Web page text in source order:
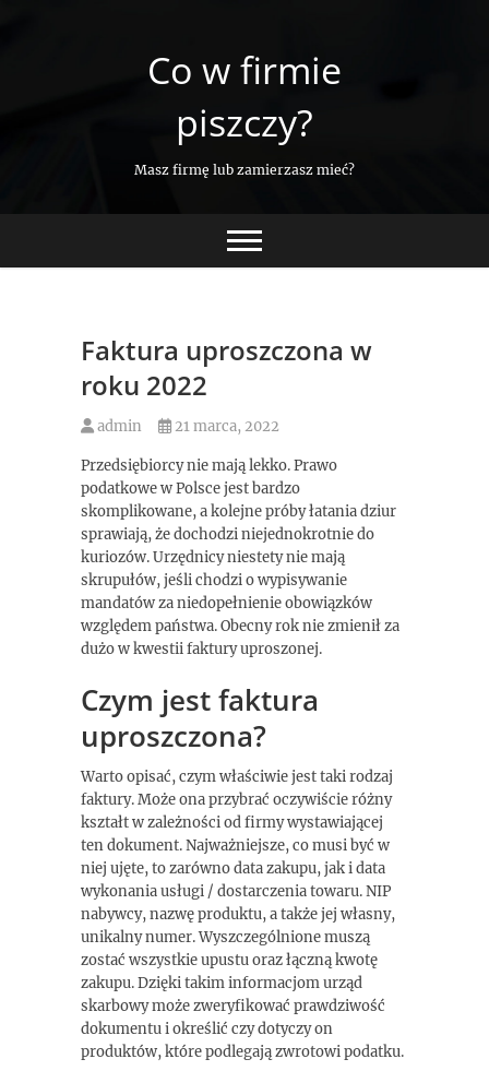
Co w firmie
piszczy?
Masz firmę lub zamierzasz mieć?
Faktura uproszczona w
roku 2022
admin 21 marca, 2022
Przedsiębiorcy nie mają lekko. Prawo
podatkowe w Polsce jest bardzo
skomplikowane, a kolejne próby łatania dziur
sprawiają, że dochodzi niejednokrotnie do
kuriozów. Urzędnicy niestety nie mają
skrupułów, jeśli chodzi o wypisywanie
mandatów za niedopełnienie obowiązków
względem państwa. Obecny rok nie zmienił za
dużo w kwestii faktury uproszonej.
Czym jest faktura
uproszczona?
Warto opisać, czym właściwie jest taki rodzaj
faktury. Może ona przybrać oczywiście różny
kształt w zależności od firmy wystawiającej
ten dokument. Najważniejsze, co musi być w
niej ujęte, to zarówno data zakupu, jak i data
wykonania usługi / dostarczenia towaru. NIP
nabywcy, nazwę produktu, a także jej własny,
unikalny numer. Wyszczególnione muszą
zostać wszystkie upustu oraz łączną kwotę
zakupu. Dzięki takim informacjom urząd
skarbowy może zweryfikować prawdziwość
dokumentu i określić czy dotyczy on
produktów, które podlegają zwrotowi podatku.